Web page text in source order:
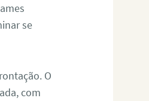
se
O
com